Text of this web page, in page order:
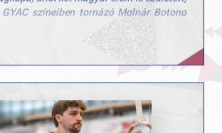
színeiben tornázó Molnár Botond
14.050 pontos gyakorlatával a dobogó
állhatott a nemzetközi mezőnyben. A
tovább erősíti, hogy talajon is közel
ott végül a 4. helyen zárt.
és edzőjének, Pisák Tamásnak a
További hasonló sikereket